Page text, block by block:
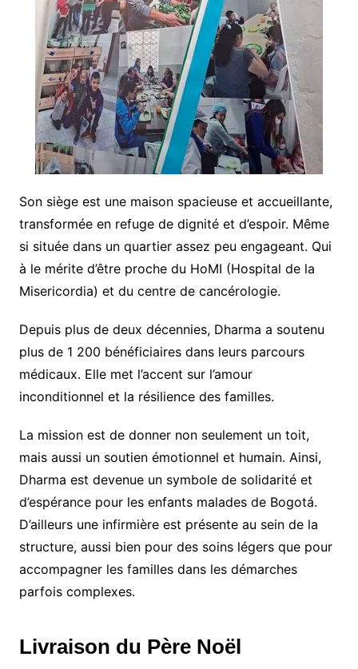
Son siège est une maison spacieuse et accueillante,
transformée en refuge de dignité et d’espoir. Même
si située dans un quartier assez peu engageant. Qui
à le mérite d’être proche du HoMI (Hospital de la
Misericordia) et du centre de cancérologie.
Depuis plus de deux décennies, Dharma a soutenu
plus de 1 200 bénéficiaires dans leurs parcours
médicaux. Elle met l’accent sur l’amour
inconditionnel et la résilience des familles.
La mission est de donner non seulement un toit,
mais aussi un soutien émotionnel et humain. Ainsi,
Dharma est devenue un symbole de solidarité et
d’espérance pour les enfants malades de Bogotá.
D’ailleurs une infirmière est présente au sein de la
structure, aussi bien pour des soins légers que pour
accompagner les familles dans les démarches
parfois complexes.
Livraison du Père Noël